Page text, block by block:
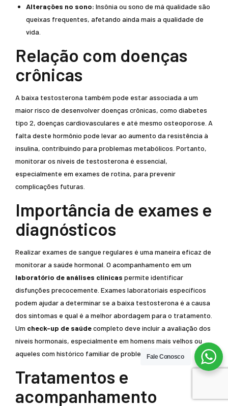
Alterações no sono: Insônia ou sono de má qualidade são
queixas frequentes, afetando ainda mais a qualidade de
vida.
Relação com doenças
crônicas
A baixa testosterona também pode estar associada a um
maior risco de desenvolver doenças crônicas, como diabetes
tipo 2, doenças cardiovasculares e até mesmo osteoporose. A
falta deste hormônio pode levar ao aumento da resistência à
insulina, contribuindo para problemas metabólicos. Portanto,
monitorar os níveis de testosterona é essencial,
especialmente em exames de rotina, para prevenir
complicações futuras.
Importância de exames e
diagnósticos
Realizar exames de sangue regulares é uma maneira eficaz de
monitorar a saúde hormonal. O acompanhamento em um
laboratório de análises clínicas permite identificar
disfunções precocemente. Exames laboratoriais específicos
podem ajudar a determinar se a baixa testosterona é a causa
dos sintomas e qual é a melhor abordagem para o tratamento.
Um check-up de saúdecompleto deve incluir a avaliação dos
níveis hormonais, especialmente em homens mais velhos ou
aqueles com histórico familiar de problemas hormonais.
Tratamentos e
acompanhamento
Fale Conosco